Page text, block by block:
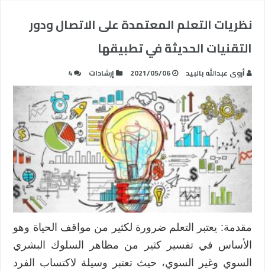
نظريات التعلم المعتمدة على الاتصال ودور
التقنيات الحديثة في تطبيقها
أروى عبدالله بالبيد 2021/05/06 إرشادات 4
مقدمة: يعتبر التعلم ضرورة لكثير من مواقف الحياة وهو
الأساس في تفسير كثير من مظاهر السلوك البشري
السوي وغير السوي، حيث تعتبر وسيلة لاكتساب الفرد